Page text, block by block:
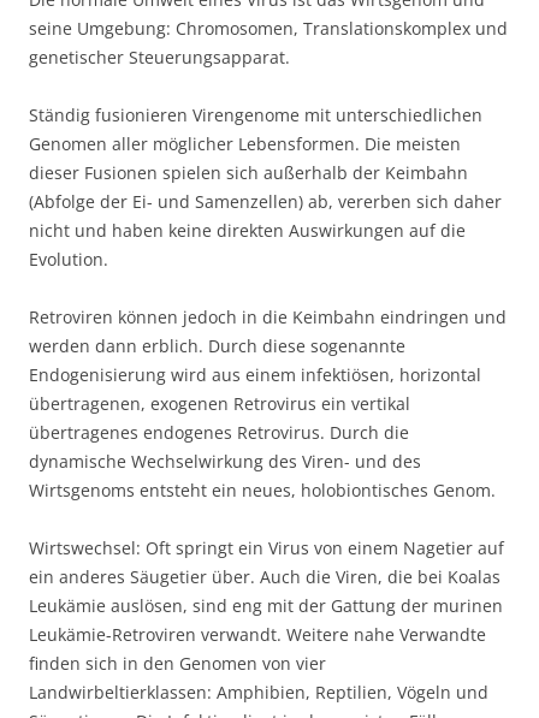
seine Umgebung: Chromosomen, Translationskomplex und
genetischer Steuerungsapparat.
Ständig fusionieren Virengenome mit unterschiedlichen
Genomen aller möglicher Lebensformen. Die meisten
dieser Fusionen spielen sich außerhalb der Keimbahn
(Abfolge der Ei- und Samenzellen) ab, vererben sich daher
nicht und haben keine direkten Auswirkungen auf die
Evolution.
Retroviren können jedoch in die Keimbahn eindringen und
werden dann erblich. Durch diese sogenannte
Endogenisierung wird aus einem infektiösen, horizontal
übertragenen, exogenen Retrovirus ein vertikal
übertragenes endogenes Retrovirus. Durch die
dynamische Wechselwirkung des Viren- und des
Wirtsgenoms entsteht ein neues, holobiontisches Genom.
Wirtswechsel: Oft springt ein Virus von einem Nagetier auf
ein anderes Säugetier über. Auch die Viren, die bei Koalas
Leukämie auslösen, sind eng mit der Gattung der murinen
Leukämie-Retroviren verwandt. Weitere nahe Verwandte
finden sich in den Genomen von vier
Landwirbeltierklassen: Amphibien, Reptilien, Vögeln und